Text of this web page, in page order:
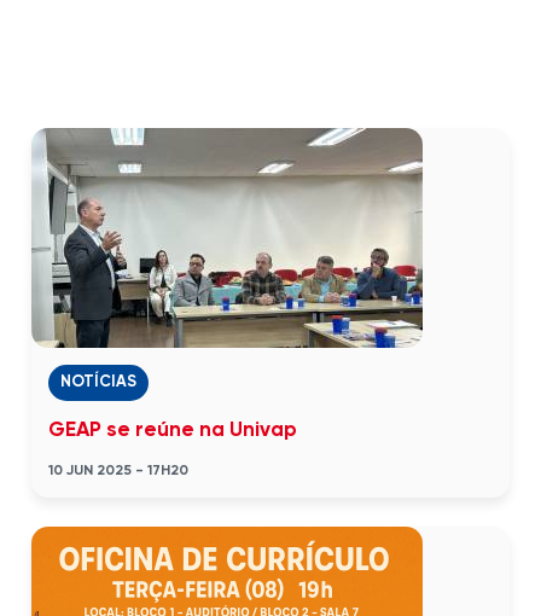
NOTÍCIAS
GEAP se reúne na Univap
10 JUN 2025 - 17H20